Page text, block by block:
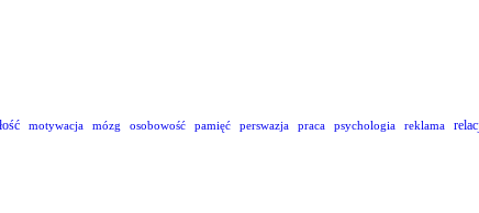
motywacja mózg osobowość pamięć perswazja praca psychologia reklama